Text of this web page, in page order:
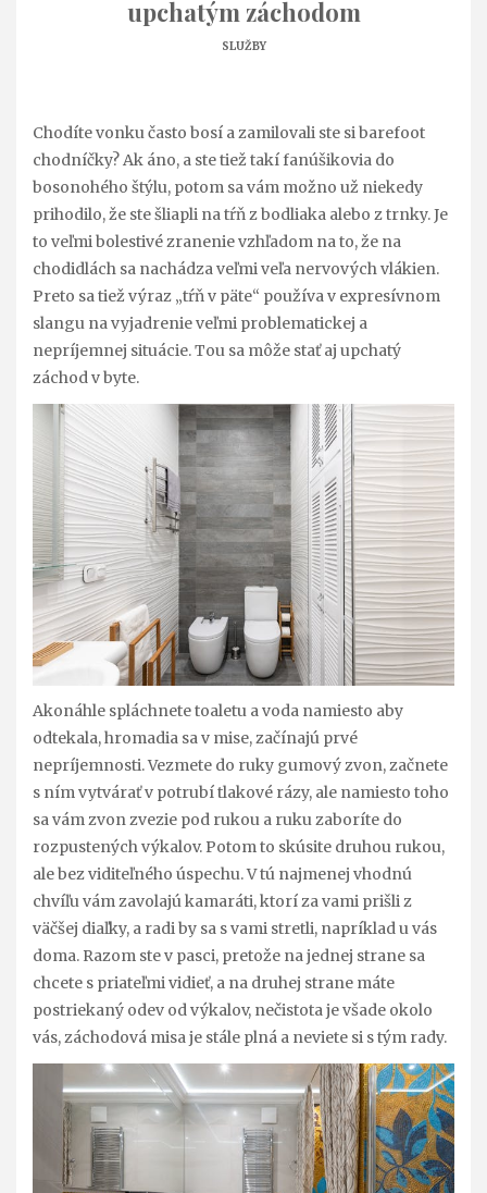
upchatým záchodom
SLUŽBY
Chodíte vonku často bosí a zamilovali ste si barefoot
chodníčky? Ak áno, a ste tiež takí fanúšikovia do
bosonohého štýlu, potom sa vám možno už niekedy
prihodilo, že ste šliapli na tŕň z bodliaka alebo z trnky. Je
to veľmi bolestivé zranenie vzhľadom na to, že na
chodidlách sa nachádza veľmi veľa nervových vlákien.
Preto sa tiež výraz „tŕň v päte“ používa v expresívnom
slangu na vyjadrenie veľmi problematickej a
nepríjemnej situácie. Tou sa môže stať aj upchatý
záchod v byte.
Akonáhle spláchnete toaletu a voda namiesto aby
odtekala, hromadia sa v mise, začínajú prvé
nepríjemnosti. Vezmete do ruky gumový zvon, začnete
s ním vytvárať v potrubí tlakové rázy, ale namiesto toho
sa vám zvon zvezie pod rukou a ruku zaboríte do
rozpustených výkalov. Potom to skúsite druhou rukou,
ale bez viditeľného úspechu. V tú najmenej vhodnú
chvíľu vám zavolajú kamaráti, ktorí za vami prišli z
väčšej diaľky, a radi by sa s vami stretli, napríklad u vás
doma. Razom ste v pasci, pretože na jednej strane sa
chcete s priateľmi vidieť, a na druhej strane máte
postriekaný odev od výkalov, nečistota je všade okolo
vás, záchodová misa je stále plná a neviete si s tým rady.